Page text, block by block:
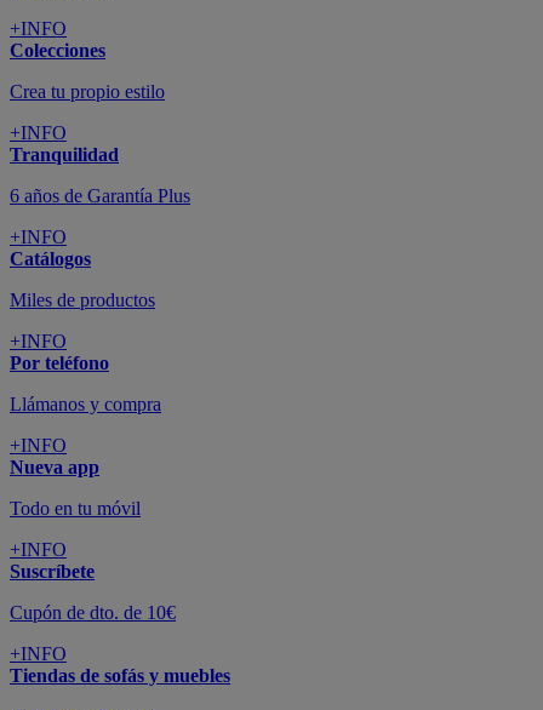
+INFO
Colecciones
Crea tu propio estilo
+INFO
Tranquilidad
6 años de Garantía Plus
+INFO
Catálogos
Miles de productos
+INFO
Por teléfono
Llámanos y compra
+INFO
Nueva app
Todo en tu móvil
+INFO
Suscríbete
Cupón de dto. de 10€
+INFO
Tiendas de sofás y muebles